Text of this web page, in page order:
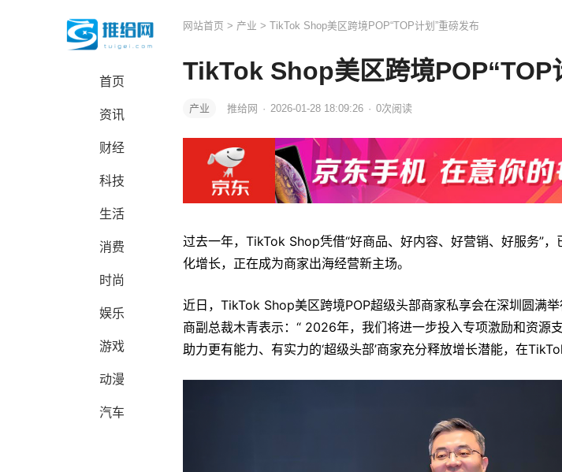
首页
资讯
财经
科技
生活
消费
时尚
娱乐
游戏
动漫
汽车
网站首页 > 产业 > TikTok Shop美区跨境POP“TOP计划”重磅发布
TikTok Shop美区跨境POP“TOP
产业 推给网 · 2026-01-28 18:09:26 · 0次阅读
过去一年，TikTok Shop凭借“好商品、好内容、好营销、好服务”
化增长，正在成为商家出海经营新主场。
近日，TikTok Shop美区跨境POP超级头部商家私享会在深圳圆满
商副总裁木青表示：“ 2026年，我们将进一步投入专项激励和资源
助力更有能力、有实力的‘超级头部’商家充分释放增长潜能，在